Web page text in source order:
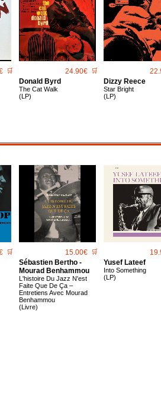
🛒 24.90€ 🛒
Donald Byrd
The Cat Walk
(LP)
Dizzy Reece
Star Bright
(LP)
🛒 15.00€ 🛒
Sébastien Bertho -
Mourad Benhammou
L'histoire Du Jazz N'est
Faite Que De Ça –
Entretiens Avec Mourad
Benhammou
(Livre)
Yusef Lateef
Into Something
(LP)